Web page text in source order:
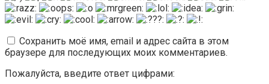
Сохранить моё имя, email и адрес сайта в этом
браузере для последующих моих комментариев.
Пожалуйста, введите ответ цифрами: